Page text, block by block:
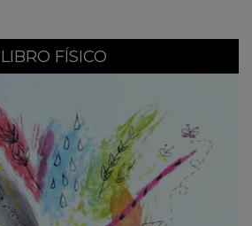
LIBRO FÍSICO